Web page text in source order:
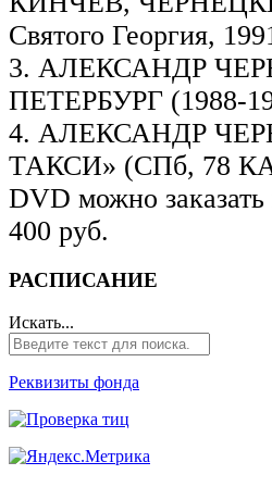
Святого Георгия,
3. АЛЕКСАНДР
ПЕТЕРБУРГ (1988-
4. АЛЕКСАНДР
ТАКСИ» (СПб, 78
DVD можно заказать
400 руб.
РАСПИСАНИЕ
Искать...
Реквизиты фонда